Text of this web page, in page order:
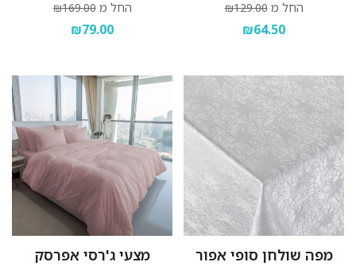
החל מ ₪129.00
₪64.50
החל מ ₪169.00
₪79.00
מפה שולחן סופי אפור מצעי ג'רסי אפרסק